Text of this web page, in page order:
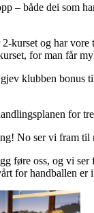
– både dei som
kurset og har
for man får
klubben bonus
for
No ser vi fram til
føre oss, og vi
for handballen er